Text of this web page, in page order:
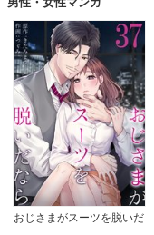
おじさまがスーツを脱いだ